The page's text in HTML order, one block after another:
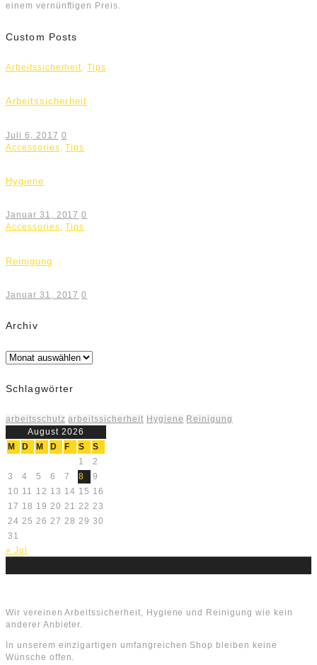
einem vernünftigen Preis.
Custom Posts
Arbeitssicherheit,Tips
Arbeitssicherheit
Juli 6, 2017 0
Accessories ,Tips
Hygiene
Januar 31, 2017 0
Accessories,Tips
Reinigung
Januar 31, 2017 0
Archiv
Archiv
Schlagwörter
arbeitsschutz arbeitssicherheit Hygiene Reinigung
August 2026
M
D M D F S
S
1
2
3
4 5 6 7 8
9
10 11 12 13 14 15 16
17 18 19 20 21 22 23
24 25 26 27 28 29 30
31
« Jul
Wir vereinen Arbeitssicherheit, Hygiene und Reinigung wie kein
anderer Anbieter.
In unserem einzigartigen umfangreichen Shop bleiben keine
Wünsche offen.